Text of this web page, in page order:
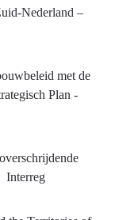
Nederland –
met de
Plan -
Interreg